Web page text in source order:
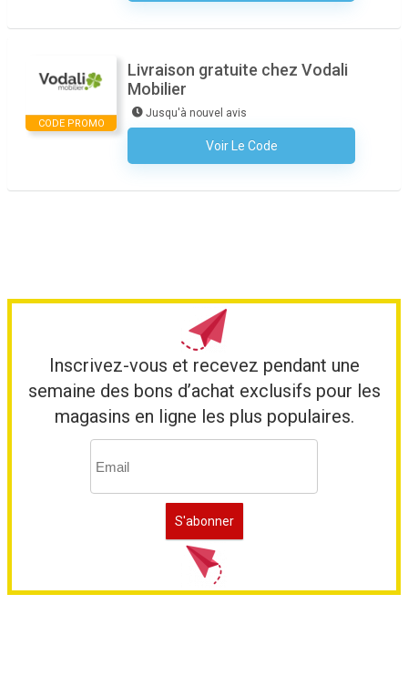
CODE PROMO
Livraison gratuite chez Vodali
Mobilier
Jusqu'à nouvel avis
Voir Le Code
Aucun Code N'est Nécessaire
Inscrivez-vous et recevez pendant une
semaine des bons d’achat exclusifs pour les
magasins en ligne les plus populaires.